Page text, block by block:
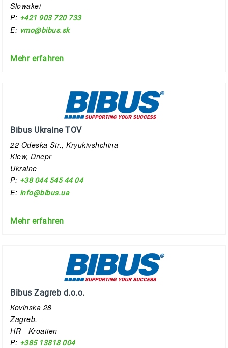
Slowakei
P: +421 903 720 733
E: vmo@bibus.sk
Mehr erfahren
Bibus Ukraine TOV
22 Odeska Str., Kryukivshchina
Kiew, Dnepr
Ukraine
P: +38 044 545 44 04
E: info@bibus.ua
Mehr erfahren
Bibus Zagreb d.o.o.
Kovinska 28
Zagreb, -
HR - Kroatien
P: +385 13818 004